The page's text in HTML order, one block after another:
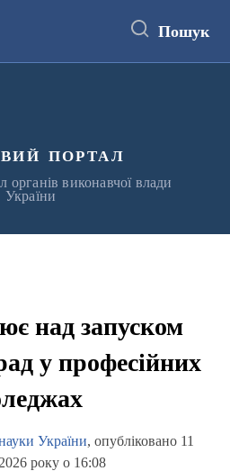
Пошук
портал
виконавчої влади
України
над запуском
у професійних
України, опубліковано 11
року о 16:08